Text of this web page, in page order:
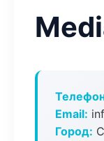
Email:
Город: